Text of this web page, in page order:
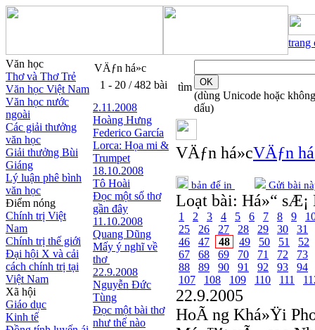
trang
Văn học
Thơ và Thơ Trẻ
Văn học Việt Nam
Văn học nước
ngoài
Các giải thưởng
văn học
Giải thưởng Bùi
Giáng
Lý luận phê bình
văn học
Điểm nóng
Chính trị Việt
Nam
Chính trị thế giới
Đại hội X và cải
cách chính trị tại
Việt Nam
Xã hội
Giáo dục
Kinh tế
VÄƒn há»c
1 - 20 / 482 bài
2.11.2008
Hoàng Hưng
Federico García
Lorca: Họa mi &
Trumpet
18.10.2008
Tô Hoài
Đọc một số thơ
gần đây
11.10.2008
Quang Dũng
Mấy ý nghĩ về
thơ
22.9.2008
Nguyễn Đức
Tùng
Đọc một bài thơ
như thế nào
tìm
(dùng Unicode hoặc không
dấu)
VÄƒn há»cVÄƒn
bản để in Gửi bài
Loạt bài: Há»“ sÆ¡
1 2 3 4 5 6 7 8 9
25
26 27 28 29 30
31
46
47 48 49 50 51
52
67
68 69 70 71 72
73
88
89 90 91 92 93
94
107
108 109 110 111
22.9.2005
HoÃ ng Khá»Ÿi